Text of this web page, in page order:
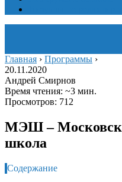
Главная › Программы ›
20.11.2020
Андрей Смирнов
Время чтения: ~3 мин.
Просмотров: 712
МЭШ –
школа
Содержание